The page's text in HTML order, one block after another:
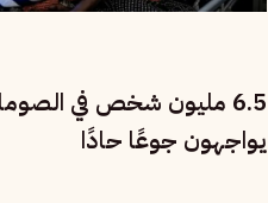
6.5 مليون شخص في
يواجهون جوعًا حادًا